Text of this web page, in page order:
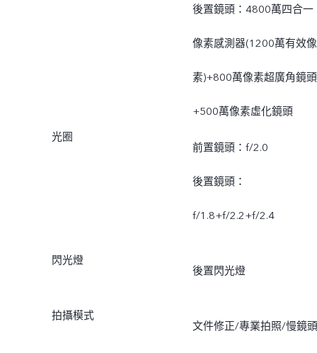
後置鏡頭：4800萬四合一
像素感測器(1200萬有效像
素)+800萬像素超廣角鏡頭
+500萬像素虛化鏡頭
光圈
前置鏡頭：f/2.0
後置鏡頭：
f/1.8+f/2.2+f/2.4
閃光燈
後置閃光燈
拍攝模式
文件修正/專業拍照/慢鏡